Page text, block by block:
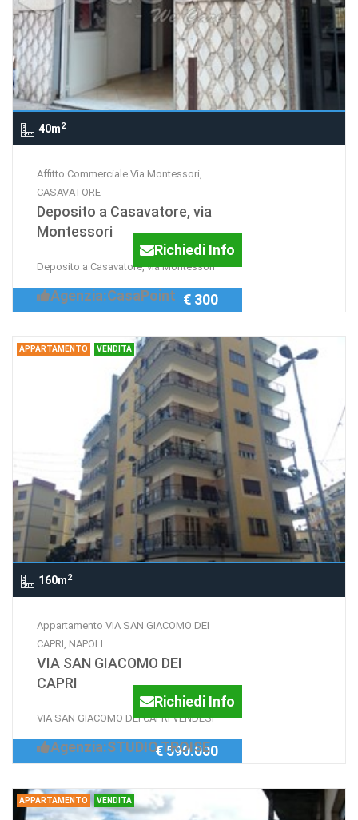
40m2
Affitto Commerciale Via Montessori,
CASAVATORE
Deposito a Casavatore, via
Montessori
Deposito a Casavatore, via Montessori
Richiedi Info
Agenzia:CasaPoint € 300
APPARTAMENTO VENDITA
160m2
Appartamento VIA SAN GIACOMO DEI
CAPRI, NAPOLI
VIA SAN GIACOMO DEI
CAPRI
VIA SAN GIACOMO DEI CAPRI VENDESI
Richiedi Info
Agenzia:STUDIO TROISE
€ 590.000
APPARTAMENTO VENDITA